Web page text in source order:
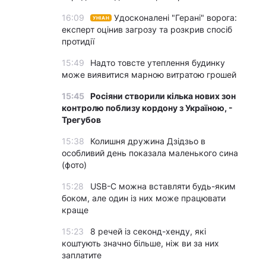
16:09 УНІАН
Удосконалені "Герані" ворога:
експерт оцінив загрозу та розкрив спосіб
протидії
15:49
Надто товсте утеплення будинку
може виявитися марною витратою грошей
15:45 Росіяни створили кілька нових зон
контролю поблизу кордону з Україною, -
Трегубов
15:38
Колишня дружина Дзідзьо в
особливий день показала маленького сина
(фото)
15:28
USB-C можна вставляти будь-яким
боком, але один із них може працювати
краще
15:23
8 речей із секонд-хенду, які
коштують значно більше, ніж ви за них
заплатите